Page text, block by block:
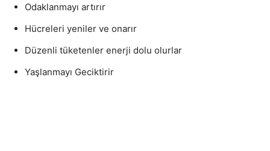
Odaklanmayı artırır
Hücreleri yeniler ve onarır
Düzenli tüketenler enerji dolu olurlar
Yaşlanmayı Geciktirir